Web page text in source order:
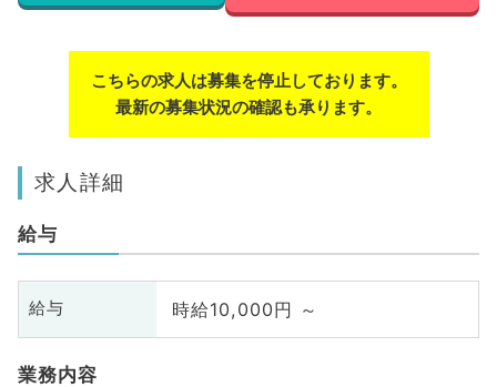
こちらの求人は募集を停止しております。
最新の募集状況の確認も承ります。
求人詳細
給与
給与 時給10,000円 ～
業務内容